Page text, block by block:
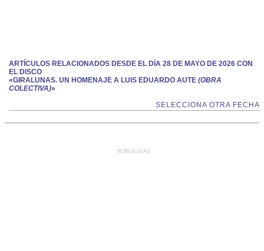
ARTÍCULOS RELACIONADOS DESDE EL DÍA 28 DE MAYO DE 2026 CON
EL DISCO
«GIRALUNAS. UN HOMENAJE A LUIS EDUARDO AUTE (OBRA
COLECTIVA)»
SELECCIONA OTRA FECHA
PUBLICIDAD